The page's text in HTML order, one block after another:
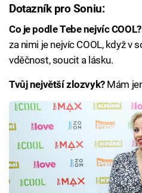
Dotazník pro Soniu:
Co je podle Tebe nejvíc COOL?
za nimi je nejvíc COOL, když v
vděčnost, soucit a lásku.
Tvůj největší zlozvyk?Mám